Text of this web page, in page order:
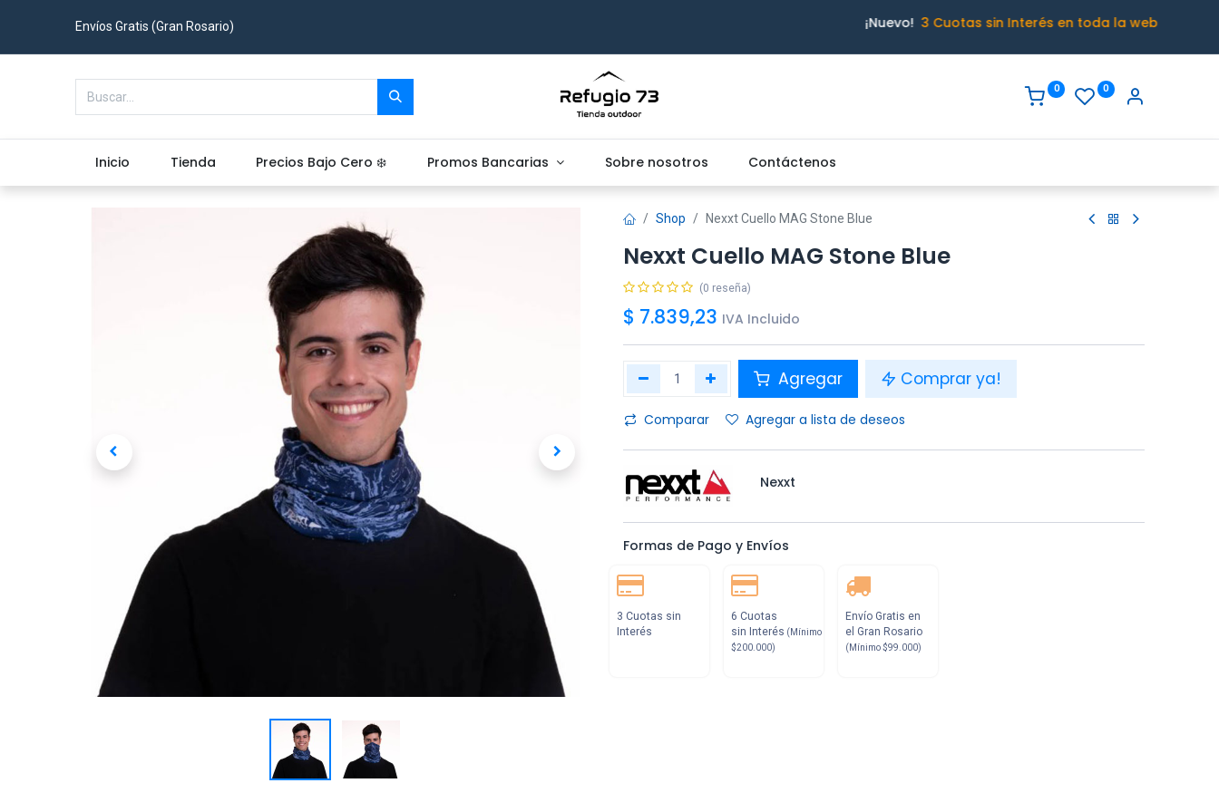
Envíos Gratis (Gran Rosario) ¡Nuevo! 3 Cuotas sin Interés en toda la web
0 0
Inicio Tienda Precios Bajo Cero ❄️ Promos Bancarias Sobre nosotros Contáctenos
Shop Nexxt Cuello MAG Stone Blue
Nexxt Cuello MAG Stone Blue
(0 reseña)
$ 7.839,23 IVA Incluido
Agregar Comprar ya!
Comparar Agregar a lista de deseos
Nexxt
Formas de Pago y Envíos
3 Cuotas sin
Interés
6 Cuotas
sin Interés (Mínimo
$200.000)
Envío Gratis en
el Gran Rosario
(Mínimo $99.000)